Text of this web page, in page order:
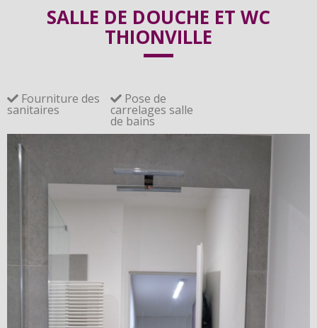
SALLE DE BAINS SUR
MESURE, CARRELAGES ET
SANITAIRES
SALLE DE DOUCHE ET WC
THIONVILLE
Fourniture des
sanitaires
Pose de
carrelages salle
de bains